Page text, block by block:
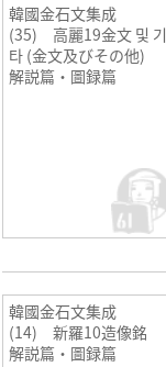
韓國金石文集成
(35) 高麗19金文 및 기
타 (金文及びその他)
解説篇・圖録篇
韓國金石文集成
(14) 新羅10造像銘
解説篇・圖録篇